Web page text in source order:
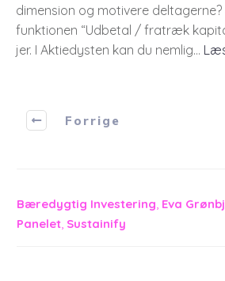
dimension og motivere deltagerne?
funktionen “Udbetal / fratræk
jer. I Aktiedysten kan du nemlig…
Forrige
Bæredygtig Investering, Eva
Panelet, Sustainify